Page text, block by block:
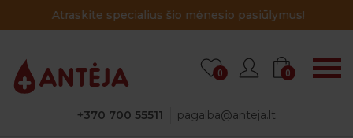
Atraskite specialius šio mėnesio pasiūlymus!
+370 700 55511 pagalba@anteja.lt
0 0